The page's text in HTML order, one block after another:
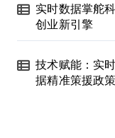
实时数据掌舵
创业新引擎
技术赋能：实
据精准策援政策